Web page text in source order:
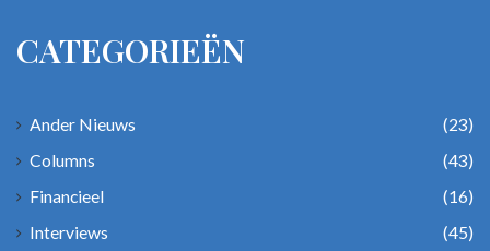
CATEGORIEËN
Ander Nieuws
(23)
Columns
(43)
Financieel
(16)
Interviews
(45)